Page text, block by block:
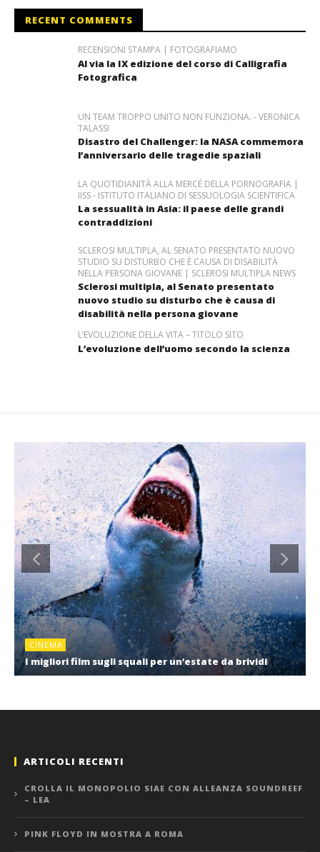
RECENT COMMENTS
RECENSIONI STAMPA | FOTOGRAFIAMO
Al via la IX edizione del corso di Calligrafia
Fotografica
UN TEAM TROPPO UNITO NON FUNZIONA. - VERONICA
TALASSI
Disastro del Challenger: la NASA commemora
l’anniversario delle tragedie spaziali
LA QUOTIDIANITÀ ALLA MERCÉ DELLA PORNOGRAFIA |
IISS - ISTITUTO ITALIANO DI SESSUOLOGIA SCIENTIFICA
La sessualità in Asia: il paese delle grandi
contraddizioni
SCLEROSI MULTIPLA, AL SENATO PRESENTATO NUOVO
STUDIO SU DISTURBO CHE È CAUSA DI DISABILITÀ
NELLA PERSONA GIOVANE | SCLEROSI MULTIPLA NEWS
Sclerosi multipla, al Senato presentato
nuovo studio su disturbo che è causa di
disabilità nella persona giovane
L’EVOLUZIONE DELLA VITA – TITOLO SITO
L’evoluzione dell’uomo secondo la scienza
CINEMA
I migliori film sugli squali per un’estate da brividi
ARTICOLI RECENTI
CROLLA IL MONOPOLIO SIAE CON ALLEANZA SOUNDREEF
– LEA
PINK FLOYD IN MOSTRA A ROMA